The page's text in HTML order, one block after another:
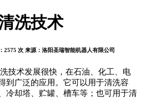
洗技术
2575 次 来源：洛阳圣瑞智能机器人有限公司
技术发展很快，在石油、化工、电
到广泛的应用。它可以用于清洗容
冷却塔、贮罐、槽车等；也可用于清